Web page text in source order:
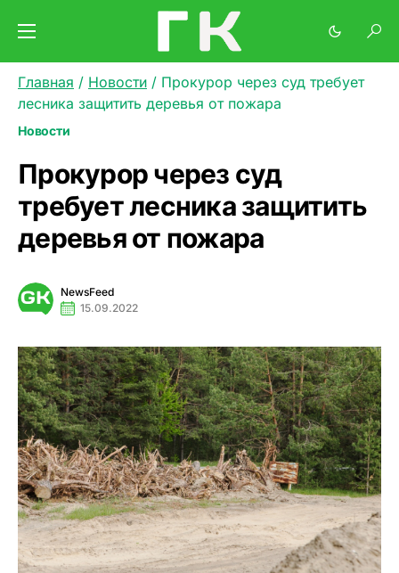
Главная / Новости / Прокурор через суд требует
лесника защитить деревья от пожара
Новости
Прокурор через суд
требует лесника защитить
деревья от пожара
NewsFeed
15.09.2022